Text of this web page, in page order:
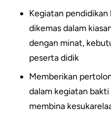
Kegiatan pendidikan
dikemas dalam
dengan minat,
peserta didik
Memberikan
dalam kegiatan
membina